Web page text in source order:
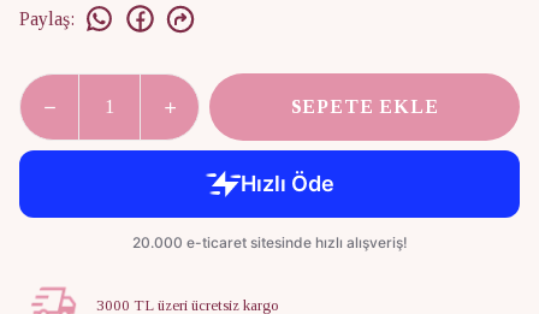
Paylaş:
SEPETE EKLE
3000 TL üzeri ücretsiz kargo